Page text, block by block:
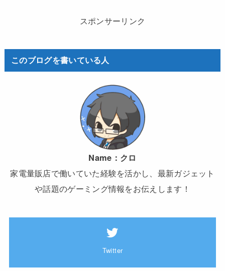
スポンサーリンク
このブログを書いている人
Name： クロ
家電量販店で働いていた経験を活かし、最新ガジェット
や話題のゲーミング情報をお伝えします！
Twitter